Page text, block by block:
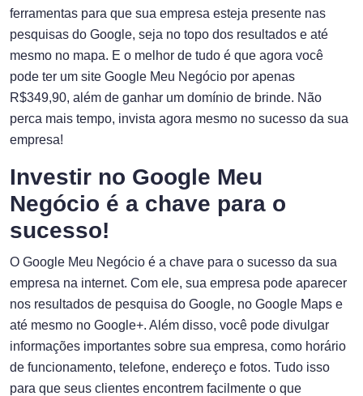
ferramentas para que sua empresa esteja presente nas
pesquisas do Google, seja no topo dos resultados e até
mesmo no mapa. E o melhor de tudo é que agora você
pode ter um site Google Meu Negócio por apenas
R$349,90, além de ganhar um domínio de brinde. Não
perca mais tempo, invista agora mesmo no sucesso da sua
empresa!
Investir no Google Meu
Negócio é a chave para o
sucesso!
O Google Meu Negócio é a chave para o sucesso da sua
empresa na internet. Com ele, sua empresa pode aparecer
nos resultados de pesquisa do Google, no Google Maps e
até mesmo no Google+. Além disso, você pode divulgar
informações importantes sobre sua empresa, como horário
de funcionamento, telefone, endereço e fotos. Tudo isso
para que seus clientes encontrem facilmente o que